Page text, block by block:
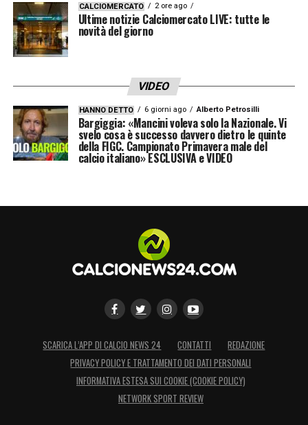
CALCIOMERCATO 2 ore ago
Ultime notizie Calciomercato LIVE: tutte le
novità del giorno
VIDEO
HANNO DETTO 6 giorni ago Alberto Petrosilli
Bargiggia: «Mancini voleva solo la Nazionale. Vi
svelo cosa è successo davvero dietro le quinte
della FIGC. Campionato Primavera male del
calcio italiano» ESCLUSIVA e VIDEO
SCARICA L’APP DI CALCIO NEWS 24 CONTATTI
REDAZIONE
PRIVACY POLICY E TRATTAMENTO DEI DATI PERSONALI
INFORMATIVA ESTESA SUI COOKIE (COOKIE POLICY)
NETWORK SPORT REVIEW